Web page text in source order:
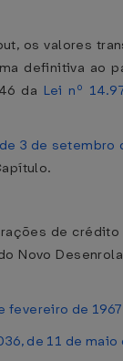
os valores
definitiva ao
da Lei nº
de 3 de setembro
de
Novo
fevereiro de 1967
de 11 de